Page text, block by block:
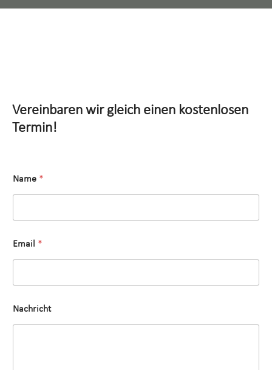
Vereinbaren wir gleich einen kostenlosen
Termin!
Name *
N
a
i
h
Email *
Nachricht